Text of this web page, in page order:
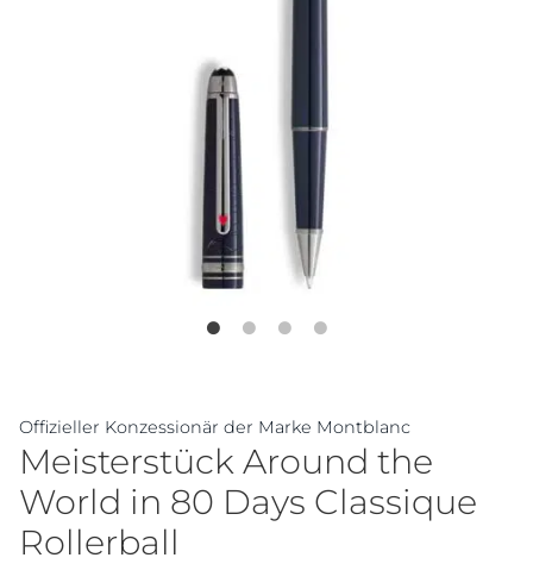
Offizieller Konzessionär der Marke Montblanc
Meisterstück Around the
World in 80 Days Classique
Rollerball